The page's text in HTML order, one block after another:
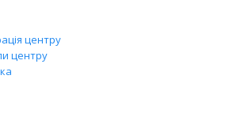
центру
центру